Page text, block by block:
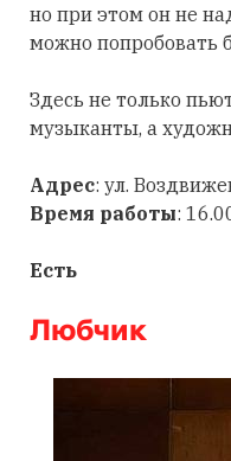
но при этом он не
можно попробовать
Здесь не только
музыканты, а
Адрес: ул.
Время работы:
Есть
Любчик